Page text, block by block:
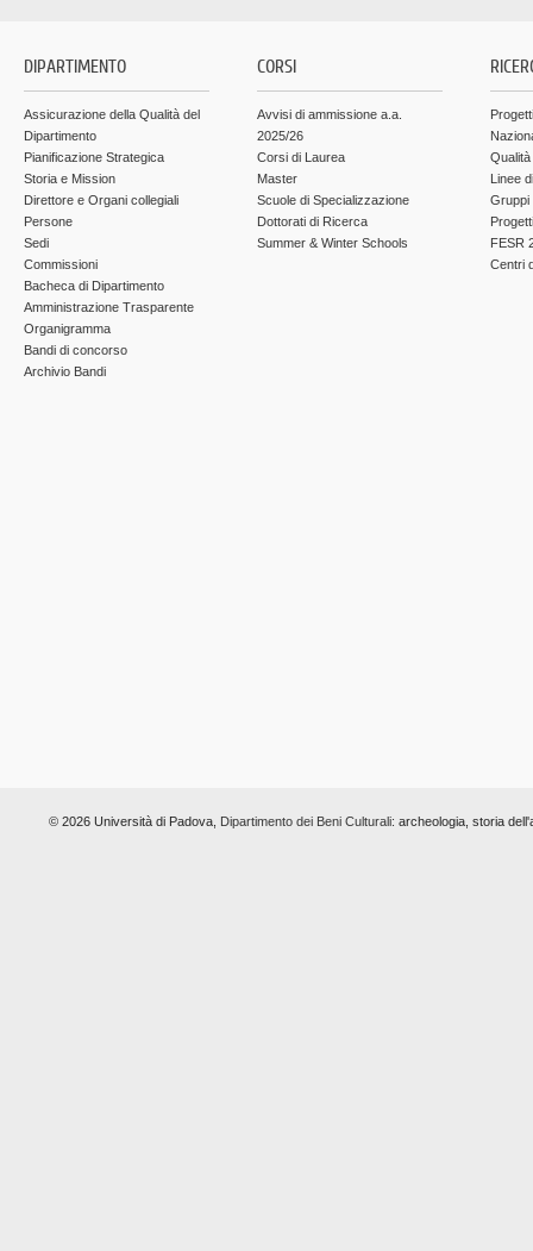
DIPARTIMENTO
Assicurazione della Qualità del
Dipartimento
Pianificazione Strategica
Storia e Mission
Direttore e Organi collegiali
Persone
Sedi
Commissioni
Bacheca di Dipartimento
Amministrazione Trasparente
Organigramma
Bandi di concorso
Archivio Bandi
CORSI
Avvisi di ammissione a.a.
2025/26
Corsi di Laurea
Master
Scuole di Specializzazione
Dottorati di Ricerca
Summer & Winter Schools
Linee
Gruppi
FESR
Centri
© 2026 Università di Padova, Dipartimento dei Beni Culturali: archeologia, storia